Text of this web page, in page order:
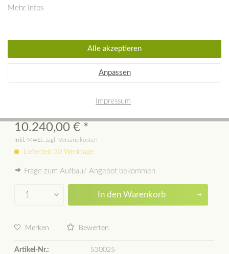
Specksteinofen Norsk Kristin+ mit
10.240,00 € *
inkl. MwSt. zzgl. Versandkosten
Lieferzeit 30 Werktage
Frage zum Aufbau/ Angebot bekommen
In den Warenkorb
Merken Bewerten
Artikel-Nr.:
530025
Mehr Infos
Anpassen
Alle akzeptieren
Impressum